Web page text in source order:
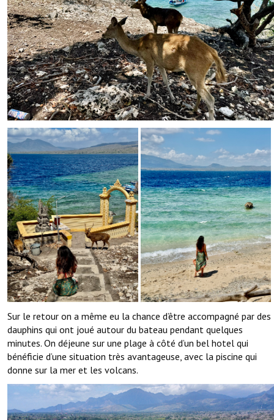
Sur le retour on a même eu la chance d’être accompagné par des
dauphins qui ont joué autour du bateau pendant quelques
minutes. On déjeune sur une plage à côté d’un bel hotel qui
bénéficie d’une situation très avantageuse, avec la piscine qui
donne sur la mer et les volcans.